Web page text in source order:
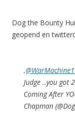
Dog the Bounty
geopend en
.
Judge ..you got
Coming After
Chapman